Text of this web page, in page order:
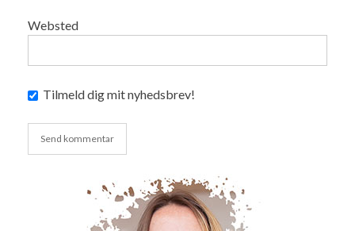
Websted
Tilmeld dig mit nyhedsbrev!